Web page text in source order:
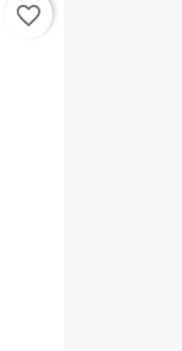
favorite_border